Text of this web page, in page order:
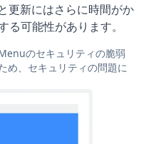
更新にはさらに時間がか
可能性があります。
のセキュリティの脆弱
め、セキュリティの問題に